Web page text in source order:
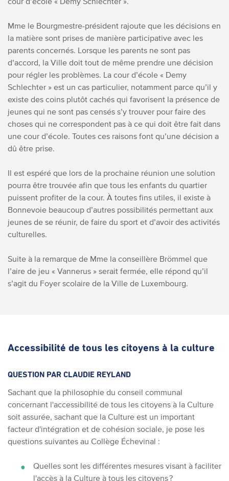
Mme le Bourgmestre-président rajoute que les décisions en
la matière sont prises de manière participative avec les
parents concernés. Lorsque les parents ne sont pas
d’accord, la Ville doit tout de même prendre une décision
pour régler les problèmes. La cour d’école « Demy
Schlechter » est un cas particulier, notamment parce qu’il y
existe des coins plutôt cachés qui favorisent la présence de
jeunes qui ne sont pas censés s’y trouver pour faire des
choses qui ne correspondent pas à ce qui doit être fait dans
une cour d’école. Toutes ces raisons font qu’une décision a
dû être prise.
Il est espéré que lors de la prochaine réunion une solution
pourra être trouvée afin que tous les enfants du quartier
puissent profiter de la cour. À toutes fins utiles, il existe à
Bonnevoie beaucoup d’autres possibilités permettant aux
jeunes de se réunir, de faire du sport et d’avoir des activités
culturelles.
Suite à la remarque de Mme la conseillère Brömmel que
l’aire de jeu « Vannerus » serait fermée, elle répond qu’il
s’agit du Foyer scolaire de la Ville de Luxembourg.
Accessibilité de tous les citoyens à la culture
QUESTION PAR CLAUDIE REYLAND
Sachant que la philosophie du conseil communal
concernant l'accessibilité de tous les citoyens à la Culture
soit assurée, sachant que la Culture est un important
facteur d'intégration et de cohésion sociale, je pose les
questions suivantes au Collège Échevinal :
Quelles sont les différentes mesures visant à faciliter
l'accès à la Culture à tous les citoyens ?